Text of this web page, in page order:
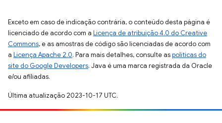
Exceto em caso de indicação contrária, o conteúdo desta página é
licenciado de acordo com a Licença de atribuição 4.0 do Creative
Commons, e as amostras de código são licenciadas de acordo com
a Licença Apache 2.0. Para mais detalhes, consulte aspolíticas do
site do Google Developers. Java é uma marca registrada da Oracle
e/ou afiliadas.
Última atualização 2023-10-17 UTC.